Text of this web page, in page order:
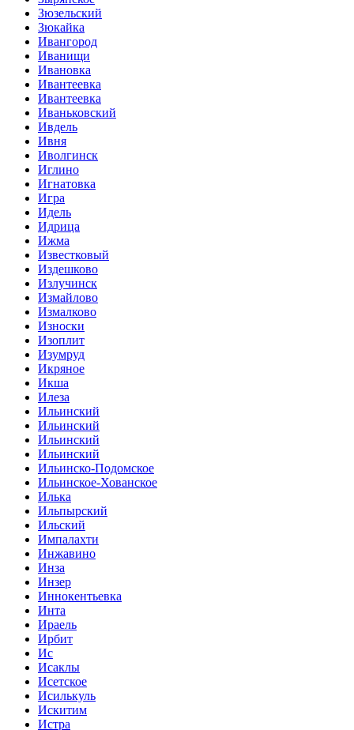
Зюзельский
Зюкайка
Ивангород
Иванищи
Ивановка
Ивантеевка
Ивантеевка
Иваньковский
Ивдель
Ивня
Иволгинск
Иглино
Игнатовка
Игра
Идель
Идрица
Ижма
Известковый
Издешково
Излучинск
Измайлово
Измалково
Износки
Изоплит
Изумруд
Икряное
Икша
Илеза
Ильинский
Ильинский
Ильинский
Ильинский
Ильинско-Подомское
Ильинское-Хованское
Илька
Ильпырский
Ильский
Импалахти
Инжавино
Инза
Инзер
Иннокентьевка
Инта
Ираель
Ирбит
Ис
Исаклы
Исетское
Исилькуль
Искитим
Истра